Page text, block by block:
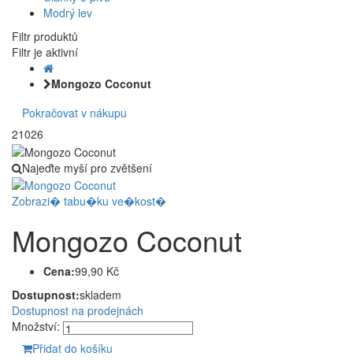
Modrý lev
Filtr produktů
Filtr je aktivní
Mongozo Coconut
Pokračovat v nákupu
21026
Najeďte myší pro zvětšení
Zobrazi� tabu�ku ve�kost�
Mongozo Coconut
Cena:99,90 Kč
Dostupnost:skladem
Dostupnost na prodejnách
Množství:
Přidat do košíku